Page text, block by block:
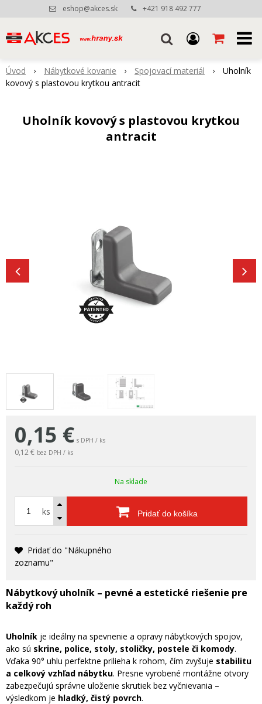
eshop@akces.sk +421 918 492 777
Úvod Nábytkové kovanie Spojovací materiál
Uholník
kovový s plastovou krytkou antracit
Uholník kovový s plastovou krytkou
antracit
0,15 € s DPH / ks
0,12 € bez DPH / ks
Na sklade
ks Pridať do košíka
Pridať do "Nákupného
zoznamu"
Nábytkový uholník – pevné a estetické riešenie pre
každý roh
Uholník je ideálny na spevnenie a opravy nábytkových spojov,
ako sú skrine, police, stoly, stoličky, postele či komody.
Vďaka 90° uhlu perfektne prilieha k rohom, čím zvyšuje stabilitu
a celkový vzhľad nábytku. Presne vyrobené montážne otvory
zabezpečujú správne uloženie skrutiek bez vyčnievania –
výsledkom je hladký, čistý povrch.